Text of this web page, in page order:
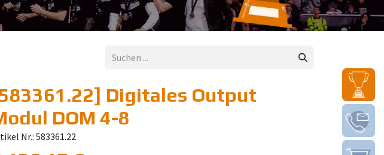
Digitales Output
DOM 4-8
Nr.: 583361.22